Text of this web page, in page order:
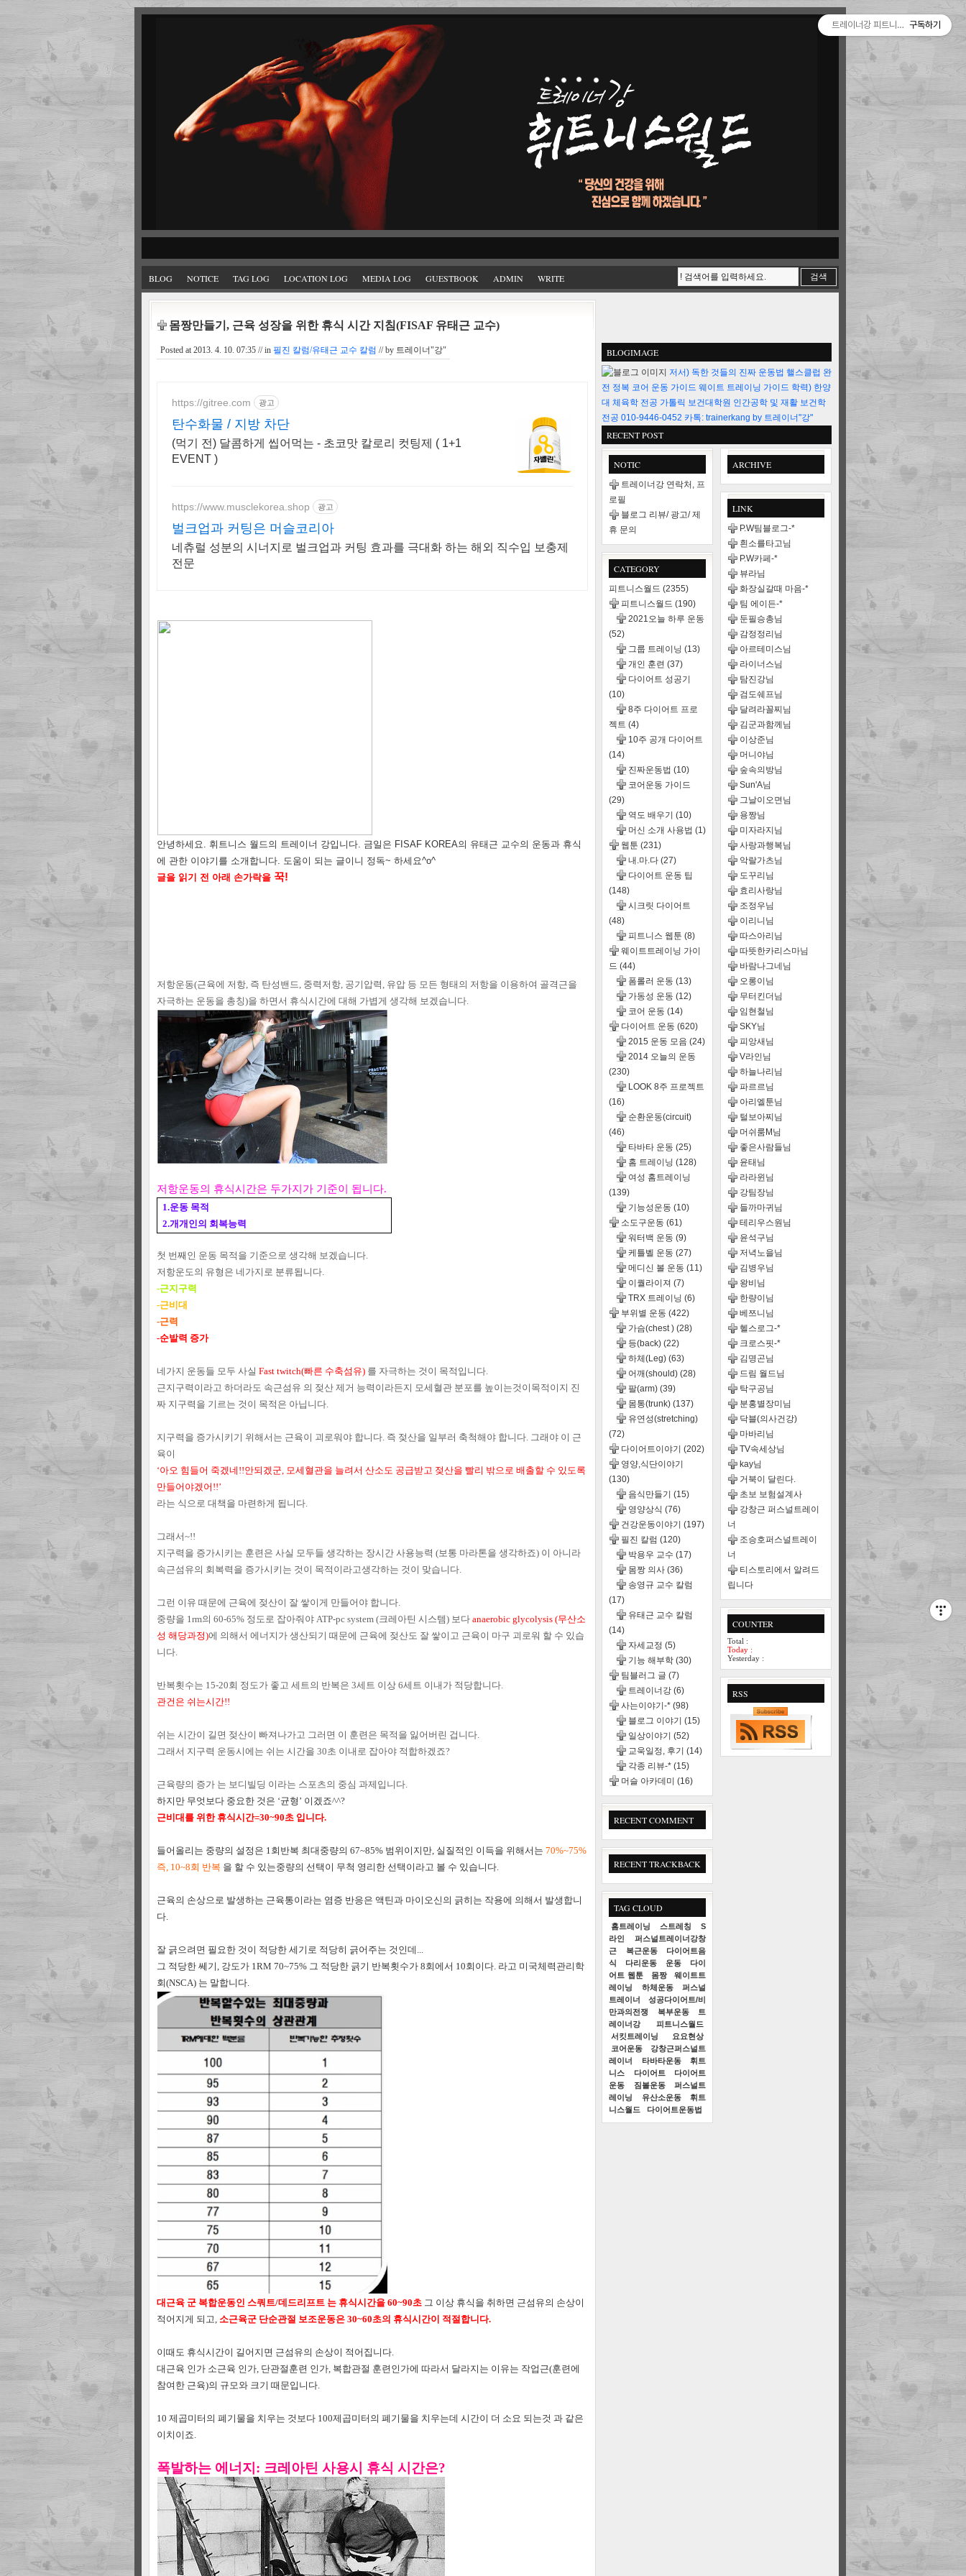
BLOG NOTICE TAG LOG LOCATION LOG MEDIA LOG GUESTBOOK ADMIN WRITE
몸짱만들기, 근육 성장을 위한 휴식 시간 지침(FISAF 유태근 교수)
Posted at 2013. 4. 10. 07:35 // in 필진 칼럼/유태근 교수 칼럼 // by 트레이너"강"
https://gitree.com 광고
탄수화물 / 지방 차단
(먹기 전) 달콤하게 씹어먹는 - 초코맛 칼로리 컷팅제 ( 1+1
EVENT )
https://www.musclekorea.shop 광고
벌크업과 커팅은 머슬코리아
네츄럴 성분의 시너지로 벌크업과 커팅 효과를 극대화 하는 해외 직수입 보충제
전문
안녕하세요. 휘트니스 월드의 트레이너 강입니다. 금일은 FISAF KOREA의 유태근 교수의 운동과 휴식
에 관한 이야기를 소개합니다. 도움이 되는 글이니 정독~ 하세요^o^
글을 읽기 전 아래 손가락을 꾹!
저항운동(근육에 저항, 즉 탄성밴드, 중력저항, 공기압력, 유압 등 모든 형태의 저항을 이용하여 골격근을
자극하는 운동을 총칭)을 하면서 휴식시간에 대해 가볍게 생각해 보겠습니다.
저항운동의 휴식시간은 두가지가 기준이 됩니다.
1.운동 목적
2.개개인의 회복능력
첫 번째인 운동 목적을 기준으로 생각해 보겠습니다.
저항운도의 유형은 네가지로 분류됩니다.
-근지구력
-근비대
-근력
-순발력 증가
네가지 운동들 모두 사실 Fast twitch(빠른 수축섬유) 를 자극하는 것이 목적입니다.
근지구력이라고 하더라도 속근섬유 의 젖산 제거 능력이라든지 모세혈관 분포를 높이는것이 목적이지 진
짜 지구력을 기르는 것이 목적은 아닙니다.
지구력을 증가시키기 위해서는 근육이 괴로워야 합니다. 즉 젖산을 일부러 축척해야 합니다. 그래야 이 근
육이
‘아오 힘들어 죽겠네!!안되겠군, 모세혈관을 늘려서 산소도 공급받고 젖산을 빨리 밖으로 배출할 수 있도록
만들어야겠어!!’
라는 식으로 대책을 마련하게 됩니다.
그래서~!!
지구력을 증가시키는 훈련은 사실 모두들 생각하는 장시간 사용능력 (보통 마라톤을 생각하죠) 이 아니라
속근섬유의 회복력을 증가시키는 것이 목적이라고생각하는 것이 맞습니다.
그런 이유 때문에 근육에 젖산이 잘 쌓이게 만들어야 합니다.
중량을 1rm의 60-65% 정도로 잡아줘야 ATP-pc system (크레아틴 시스템) 보다 anaerobic glycolysis (무산소
성 해당과정)에 의해서 에너지가 생산되기 때문에 근육에 젖산도 잘 쌓이고 근육이 마구 괴로워 할 수 있습
니다.
반복횟수는 15-20회 정도가 좋고 세트의 반복은 3세트 이상 6세트 이내가 적당합니다.
관건은 쉬는시간!!
쉬는 시간이 길면 젖산이 빠져나가고 그러면 이 훈련은 목적을 잃어버린 겁니다.
그래서 지구력 운동시에는 쉬는 시간을 30초 이내로 잡아야 적합하겠죠?
근육량의 증가 는 보디빌딩 이라는 스포츠의 중심 과제입니다.
하지만 무엇보다 중요한 것은 ‘균형’ 이겠죠^^?
근비대를 위한 휴식시간=30~90초 입니다.
들어올리는 중량의 설정은 1회반복 최대중량의 67~85% 범위이지만, 실질적인 이득을 위해서는 70%~75%
즉, 10~8회 반복 을 할 수 있는중량의 선택이 무척 영리한 선택이라고 볼 수 있습니다.
근육의 손상으로 발생하는 근육통이라는 염증 반응은 액틴과 마이오신의 긁히는 작용에 의해서 발생합니
다.
잘 긁으려면 필요한 것이 적당한 세기로 적당히 긁어주는 것인데...
그 적당한 쎄기, 강도가 1RM 70~75% 그 적당한 긁기 반복횟수가 8회에서 10회이다. 라고 미국체력관리학
회(NSCA) 는 말합니다.
대근육 군 복합운동인 스쿼트/데드리프트 는 휴식시간을 60~90초 그 이상 휴식을 취하면 근섬유의 손상이
적어지게 되고, 소근육군 단순관절 보조운동은 30~60초의 휴식시간이 적절합니다.
이때도 휴식시간이 길어지면 근섬유의 손상이 적어집니다.
대근육 인가 소근육 인가, 단관절훈련 인가, 복합관절 훈련인가에 따라서 달라지는 이유는 작업근(훈련에
참여한 근육)의 규모와 크기 때문입니다.
10 제곱미터의 폐기물을 치우는 것보다 100제곱미터의 폐기물을 치우는데 시간이 더 소요 되는것 과 같은
이치이죠.
폭발하는 에너지: 크레아틴 사용시 휴식 시간은?
BLOGIMAGE
저서) 독한 것들의 진짜 운동법 핼스클럽 완
전 정복 코어 운동 가이드 웨이트 트레이닝 가이드 학력) 한양
대 체육학 전공 가톨릭 보건대학원 인간공학 및 재활 보건학
전공 010-9446-0452 카톡: trainerkang by 트레이너"강"
RECENT POST
ARCHIVE
LINK
P.W팀블로그-*
흰소를타고님
P.W카페-*
뷰라님
화장실갈때 마음-*
팀 에이든-*
둔필승총님
감정정리님
아르테미스님
라이너스님
탐진강님
검도쉐프님
달려라꼴찌님
김군과함께님
이상준님
머니야님
숲속의방님
Sun'A님
그날이오면님
용짱님
미자라지님
사랑과행복님
악랄가츠님
도꾸리님
효리사랑님
조정우님
이리니님
따스아리님
따뜻한카리스마님
바람나그네님
오롱이님
무터킨더님
임현철님
SKY님
피앙새님
V라인님
하늘나리님
파르르님
아리엘툰님
털보아찌님
머쉬룸M님
좋은사람들님
윤태님
라라윈님
강팀장님
들까마귀님
테리우스원님
윤석구님
저녁노을님
김병우님
왕비님
한량이님
베쯔니님
헬스로그-*
크로스핏-*
김명곤님
드림 월드님
탁구공님
분홍별장미님
닥블(의사건강)
마바리님
TV속세상님
kay님
거북이 달린다.
초보 보험설계사
강창근 퍼스널트레이
너
조승호퍼스널트레이
너
티스토리에서 알려드
립니다
COUNTER
Total :
Today :
Yesterday :
RSS
NOTIC
트레이너강 연락처, 프
로필
블로그 리뷰/ 광고/ 제
휴 문의
CATEGORY
피트니스월드 (2355)
피트니스월드 (190)
2021오늘 하루 운동
(52)
그룹 트레이닝 (13)
개인 훈련 (37)
다이어트 성공기
(10)
8주 다이어트 프로
젝트 (4)
10주 공개 다이어트
(14)
진짜운동법 (10)
코어운동 가이드
(29)
역도 배우기 (10)
머신 소개 사용법 (1)
웹툰 (231)
내.마.다 (27)
다이어트 운동 팁
(148)
시크릿 다이어트
(48)
피트니스 웹툰 (8)
웨이트트레이닝 가이
드 (44)
폼롤러 운동 (13)
가동성 운동 (12)
코어 운동 (14)
다이어트 운동 (620)
2015 운동 모음 (24)
2014 오늘의 운동
(230)
LOOK 8주 프로젝트
(16)
순환운동(circuit)
(46)
타바타 운동 (25)
홈 트레이닝 (128)
여성 홈트레이닝
(139)
기능성운동 (10)
소도구운동 (61)
워터백 운동 (9)
케틀벨 운동 (27)
메디신 볼 운동 (11)
이퀄라이져 (7)
TRX 트레이닝 (6)
부위별 운동 (422)
가슴(chest ) (28)
등(back) (22)
하체(Leg) (63)
어깨(should) (28)
팔(arm) (39)
몸통(trunk) (137)
유연성(stretching)
(72)
다이어트이야기 (202)
영양,식단이야기
(130)
음식만들기 (15)
영양상식 (76)
건강운동이야기 (197)
필진 칼럼 (120)
박용우 교수 (17)
몸짱 의사 (36)
송영규 교수 칼럼
(17)
유태근 교수 칼럼
(14)
자세교정 (5)
기능 해부학 (30)
팀블러그 글 (7)
트레이너강 (6)
사는이야기-* (98)
블로그 이야기 (15)
일상이야기 (52)
교욱일정, 후기 (14)
각종 리뷰-* (15)
머슬 아카데미 (16)
RECENT COMMENT
RECENT TRACKBACK
TAG CLOUD
홈트레이닝 스트레칭
S
라인
퍼스널트레이너강창
근
복근운동
다이어트음
식
다리운동 운동
다이
어트 웹툰
몸짱
웨이트트
레이닝
하체운동
퍼스널
트레이너
성공다이어트/비
만과의전쟁
복부운동
트
레이너강
피트니스월드
서킷트레이닝
요요현상
코어운동
강창근퍼스널트
레이너
타바타운동
휘트
니스
다이어트
다이어트
운동
짐볼운동
퍼스널트
레이닝
유산소운동
휘트
니스월드
다이어트운동법
트레이너강 피트니스월드구독하기